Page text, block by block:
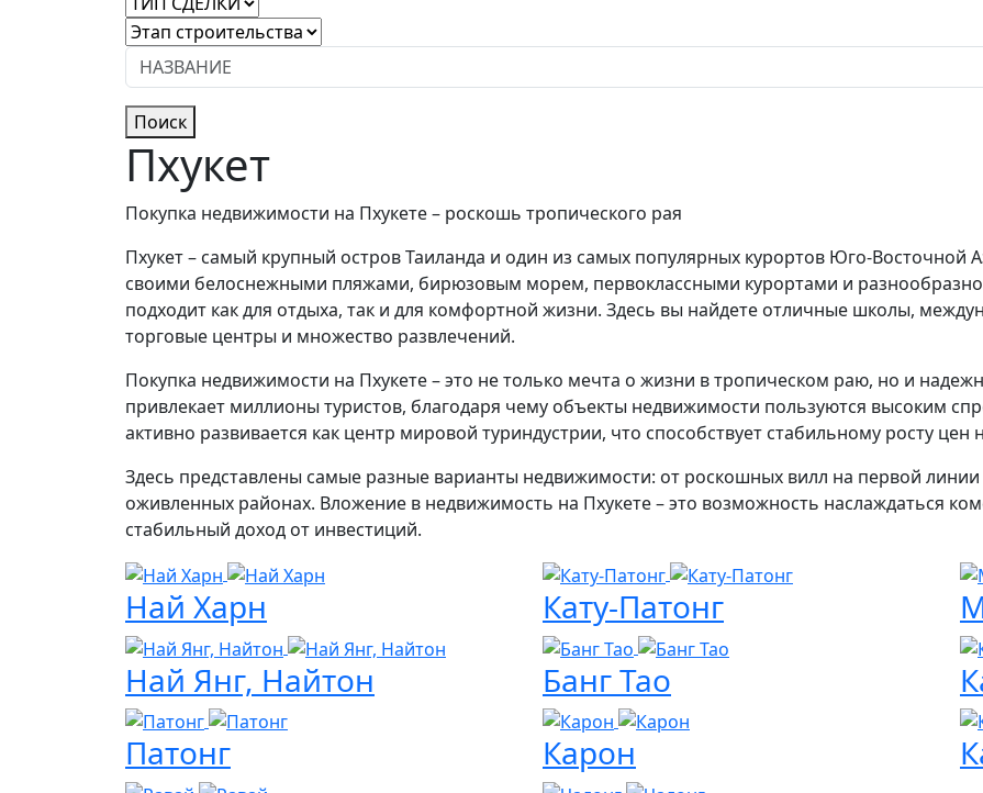
Поиск
Пхукет
Покупка недвижимости на Пхукете – роскошь тропического рая
Пхукет – самый крупный остров Таиланда и один из самых популярных курортов Юго-Восточной
своими белоснежными пляжами, бирюзовым морем, первоклассными курортами и
подходит как для отдыха, так и для комфортной жизни. Здесь вы найдете отличные школы,
торговые центры и множество развлечений.
Покупка недвижимости на Пхукете – это не только мечта о жизни в тропическом раю, но и
привлекает миллионы туристов, благодаря чему объекты недвижимости пользуются высоким
активно развивается как центр мировой туриндустрии, что способствует стабильному росту цен
Здесь представлены самые разные варианты недвижимости: от роскошных вилл на первой
оживленных районах. Вложение в недвижимость на Пхукете – это возможность наслаждаться
стабильный доход от инвестиций.
Най Харн Кату-Патонг
Най Янг, Найтон
Банг Тао
Патонг
Карон